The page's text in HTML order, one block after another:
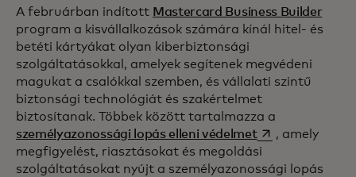
A februárban indított Mastercard Business Builder
program a kisvállalkozások számára kínál hitel- és
betéti kártyákat olyan kiberbiztonsági
szolgáltatásokkal, amelyek segítenek megvédeni
magukat a csalókkal szemben, és vállalati szintű
biztonsági technológiát és szakértelmet
biztosítanak. Többek között tartalmazza a
személyazonossági lopás elleni védelmetopens in a new
, amely
megfigyelést, riasztásokat és megoldási
szolgáltatásokat nyújt a személyazonossági lopás